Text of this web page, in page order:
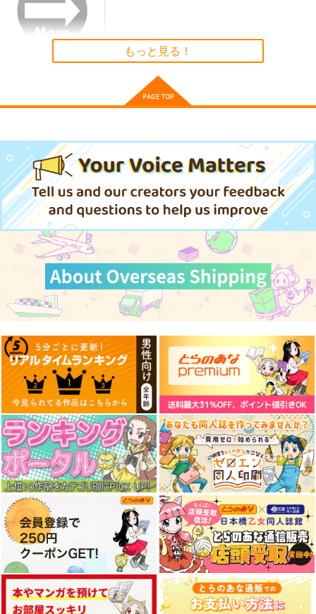
770
サンプル
作品詳細
サンプル
作品詳細
サンプル
作品詳細
Perpetual Nightmare
IRON ATTACK!
（税込）
サンプル
作品詳細
森羅万象に触れて
幽閉サテライト
1,564円（税込）
作品詳細
その神のジレンマに
幽閉サテライト
843円（税込）
サンプル
作品詳細
東方インストEDM14
SPACELECTRO
2,357 （税込）
サンプル
Illstarred Dive
FELT
1,540円 （税込）
サンプル
もっと見る！